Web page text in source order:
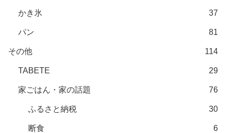
かき氷 37
パン 81
その他 114
TABETE 29
家ごはん・家の話題 76
ふるさと納税 30
断食 6